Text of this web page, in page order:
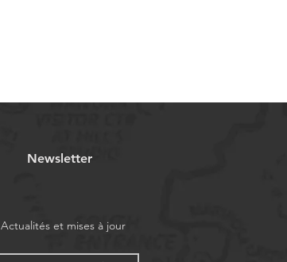
Newsletter
Actualités et mises à jour